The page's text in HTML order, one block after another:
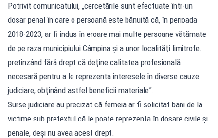
Potrivit comunicatului, „cercetările sunt efectuate într-un
dosar penal în care o persoană este bănuită că, în perioada
2018-2023, ar fi indus în eroare mai multe persoane vătămate
de pe raza municipiului Câmpina şi a unor localităţi limitrofe,
pretinzând fără drept că deţine calitatea profesională
necesară pentru a le reprezenta interesele în diverse cauze
judiciare, obţinând astfel beneficii materiale”.
Surse judiciare au precizat că femeia ar fi solicitat bani de la
victime sub pretextul că le poate reprezenta în dosare civile și
penale, deși nu avea acest drept.